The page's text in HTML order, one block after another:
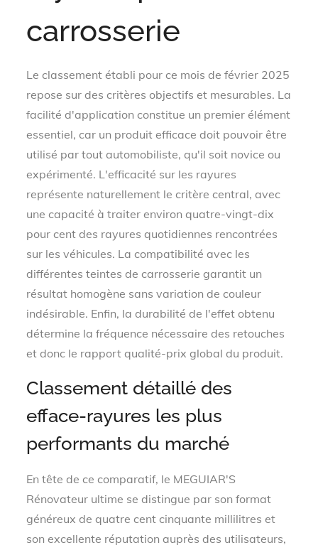
carrosserie
Le classement établi pour ce mois de février 2025
repose sur des critères objectifs et mesurables. La
facilité d'application constitue un premier élément
essentiel, car un produit efficace doit pouvoir être
utilisé par tout automobiliste, qu'il soit novice ou
expérimenté. L'efficacité sur les rayures
représente naturellement le critère central, avec
une capacité à traiter environ quatre-vingt-dix
pour cent des rayures quotidiennes rencontrées
sur les véhicules. La compatibilité avec les
différentes teintes de carrosserie garantit un
résultat homogène sans variation de couleur
indésirable. Enfin, la durabilité de l'effet obtenu
détermine la fréquence nécessaire des retouches
et donc le rapport qualité-prix global du produit.
Classement détaillé des
efface-rayures les plus
performants du marché
En tête de ce comparatif, le MEGUIAR'S
Rénovateur ultime se distingue par son format
généreux de quatre cent cinquante millilitres et
son excellente réputation auprès des utilisateurs,